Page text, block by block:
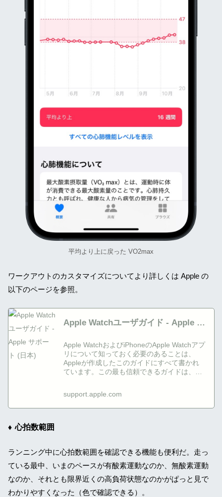
平均より上に戻った VO2max
ワークアウトのカスタマイズについてより詳しくは Apple の
以下のページを参照。
Apple Watchユーザガイド - Apple サ
Apple WatchおよびiPhoneのApple Watchアプ
リについて知っておく必要のあることは、
Appleが作成したこのガイドにすべて書かれ
ています。この最も信頼できるガイドは、
り、Apple Watchに搭載された数々のすばら
しい機能を知るために役立ちます。
support.apple.com
心拍数範囲
ランニング中に心拍数範囲を確認できる機能も便利だ。走っ
ている最中、いまのペースが有酸素運動なのか、無酸素運動
なのか、それとも限界近くの高負荷状態なのかがぱっと見で
わかりやすくなった（色で確認できる）。